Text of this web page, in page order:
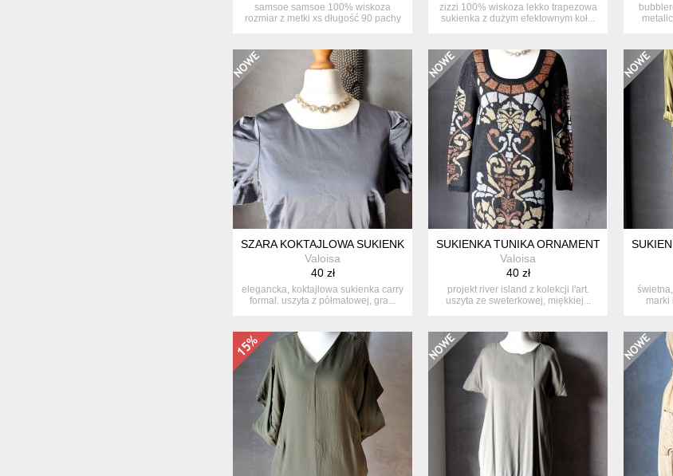
samsoe samsoe 100% wiskoza
rozmiar z metki xs długość 90 pachy
zizzi 100% wiskoza lekko trapezowa
sukienka z dużym efektownym koł...
SZARA KOKTAJLOWA SUKIENKA M BUFY SATYNA GRAFIT
Valoisa
40 zł
elegancka, koktajlowa sukienka carry
formal. uszyta z półmatowej, gra...
SUKIENKA TUNIKA ORNAMENT
Valoisa
40 zł
projekt river island z kolekcji l'art.
uszyta ze sweterkowej, miękkiej...
marki